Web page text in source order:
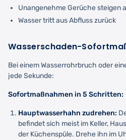
Unangenehme Gerüche steigen
Wasser tritt aus Abfluss zurück
Wasserschaden-
Bei einem Wasserrohrbruch oder
jede Sekunde:
Sofortmaßnahmen in 5 Schritten:
Hauptwasserhahn zudrehen:
befindet sich meist im Keller,
der Küchenspüle. Drehe ihn im